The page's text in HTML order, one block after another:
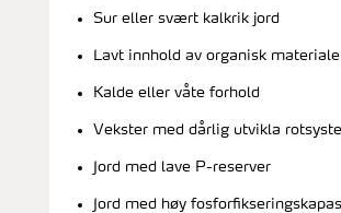
Sur eller svært kalkrik jord
Lavt innhold av organisk materiale
Kalde eller våte forhold
Vekster med dårlig utvikla
Jord med lave P-reserver
Jord med høy